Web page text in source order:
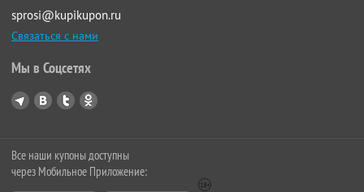
sprosi@kupikupon.ru
Связаться с нами
Мы в Соцсетях
Все наши купоны доступны
через Мобильное Приложение: